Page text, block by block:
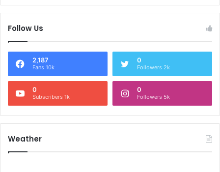
Follow Us
2,187
Fans 10k
0
Followers 2k
0
Subscribers 1k
0
Followers 5k
Weather